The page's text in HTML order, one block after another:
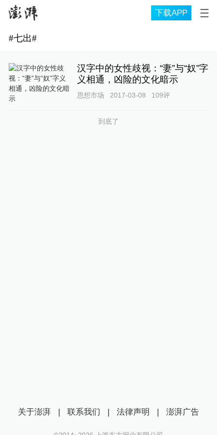
下载APP
#七出#
汉字中的女性歧视：“妻”与“奴”字
义相通，凶险的文化暗示
思想市场 2017-03-08 109评
到底了
关于澎湃 | 联系我们 | 法律声明 | 澎湃广告